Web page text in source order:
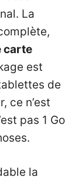
La
carte
est
de
ce n’est
pas 1 Go
la